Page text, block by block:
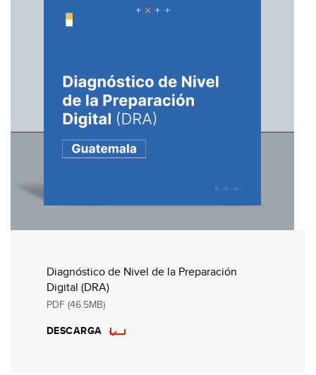
Diagnóstico de Nivel de la Preparación
Digital (DRA)
PDF (46.5MB)
DESCARGA